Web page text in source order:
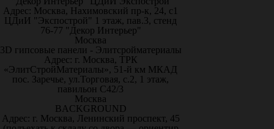
Адрес: Москва, Нахимовский пр-к, 24, с1
ЦДиИ "Экспострой" 1 этаж, пав.3, стенд
76-77 "Декор Интерьер"
Москва
3D гипсовые панели - Элитсройматериалы
Адрес: г. Москва, ТРК
«ЭлитСтройМатериалы», 51-й км МКАД
пос. Заречье, ул.Торговая, с.2, 1 этаж,
павильон С42/3
Москва
BACKGROUND
Адрес: г. Москва, Ленинский проспект, 45